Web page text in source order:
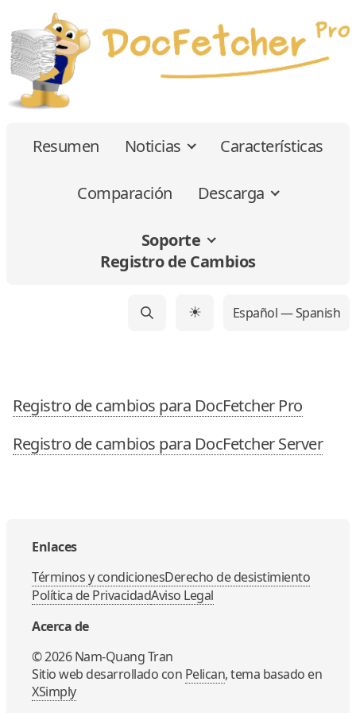
Resumen Noticias Características
Comparación Descarga
Soporte
Registro de Cambios
☀ Español — Spanish
Registro de cambios para DocFetcher Pro
Registro de cambios para DocFetcher Server
Enlaces
Términos y condicionesDerecho de desistimiento
Política de PrivacidadAviso Legal
Acerca de
©2026Nam-Quang Tran
Sitio web desarrollado con Pelican, tema basado en
XSimply